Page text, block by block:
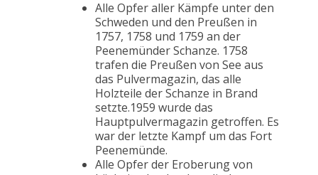
Alle Opfer aller Kämpfe unter den
Schweden und den Preußen in
1757, 1758 und 1759 an der
Peenemünder Schanze. 1758
trafen die Preußen von See aus
das Pulvermagazin, das alle
Holzteile der Schanze in Brand
setzte.1959 wurde das
Hauptpulvermagazin getroffen. Es
war der letzte Kampf um das Fort
Peenemünde.
Alle Opfer der Eroberung von